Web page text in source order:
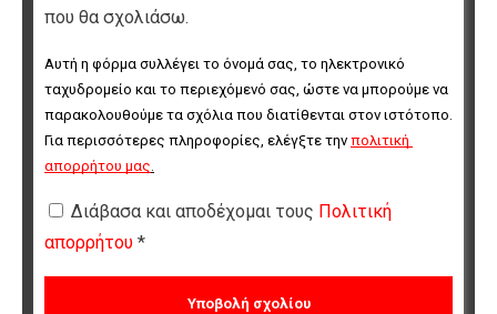
που θα σχολιάσω.
Αυτή η φόρμα συλλέγει το όνομά σας, το ηλεκτρονικό
ταχυδρομείο και το περιεχόμενό σας, ώστε να μπορούμε να
παρακολουθούμε τα σχόλια που διατίθενται στον ιστότοπο.
Για περισσότερες πληροφορίες, ελέγξτε την πολιτική
απορρήτου μας.
Διάβασα και αποδέχομαι τους Πολιτική
απορρήτου *